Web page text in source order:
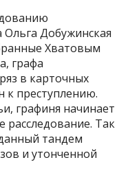
Ольга Добужинская
Хватовым
графа
в карточных
к преступлению.
графиня начинает
расследование. Так
тандем
и утонченной